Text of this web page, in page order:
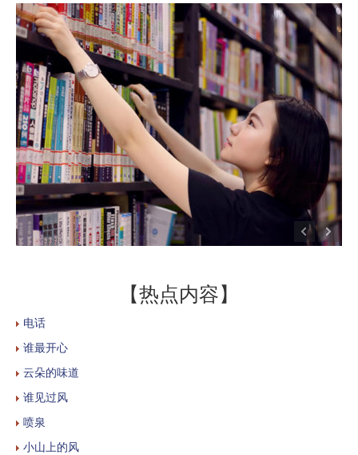
【热点内容】
电话
谁最开心
云朵的味道
谁见过风
喷泉
小山上的风